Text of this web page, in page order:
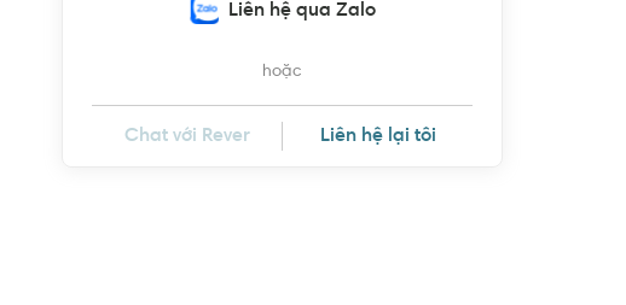
Liên hệ qua Zalo
hoặc
Chat với Rever Liên hệ lại tôi